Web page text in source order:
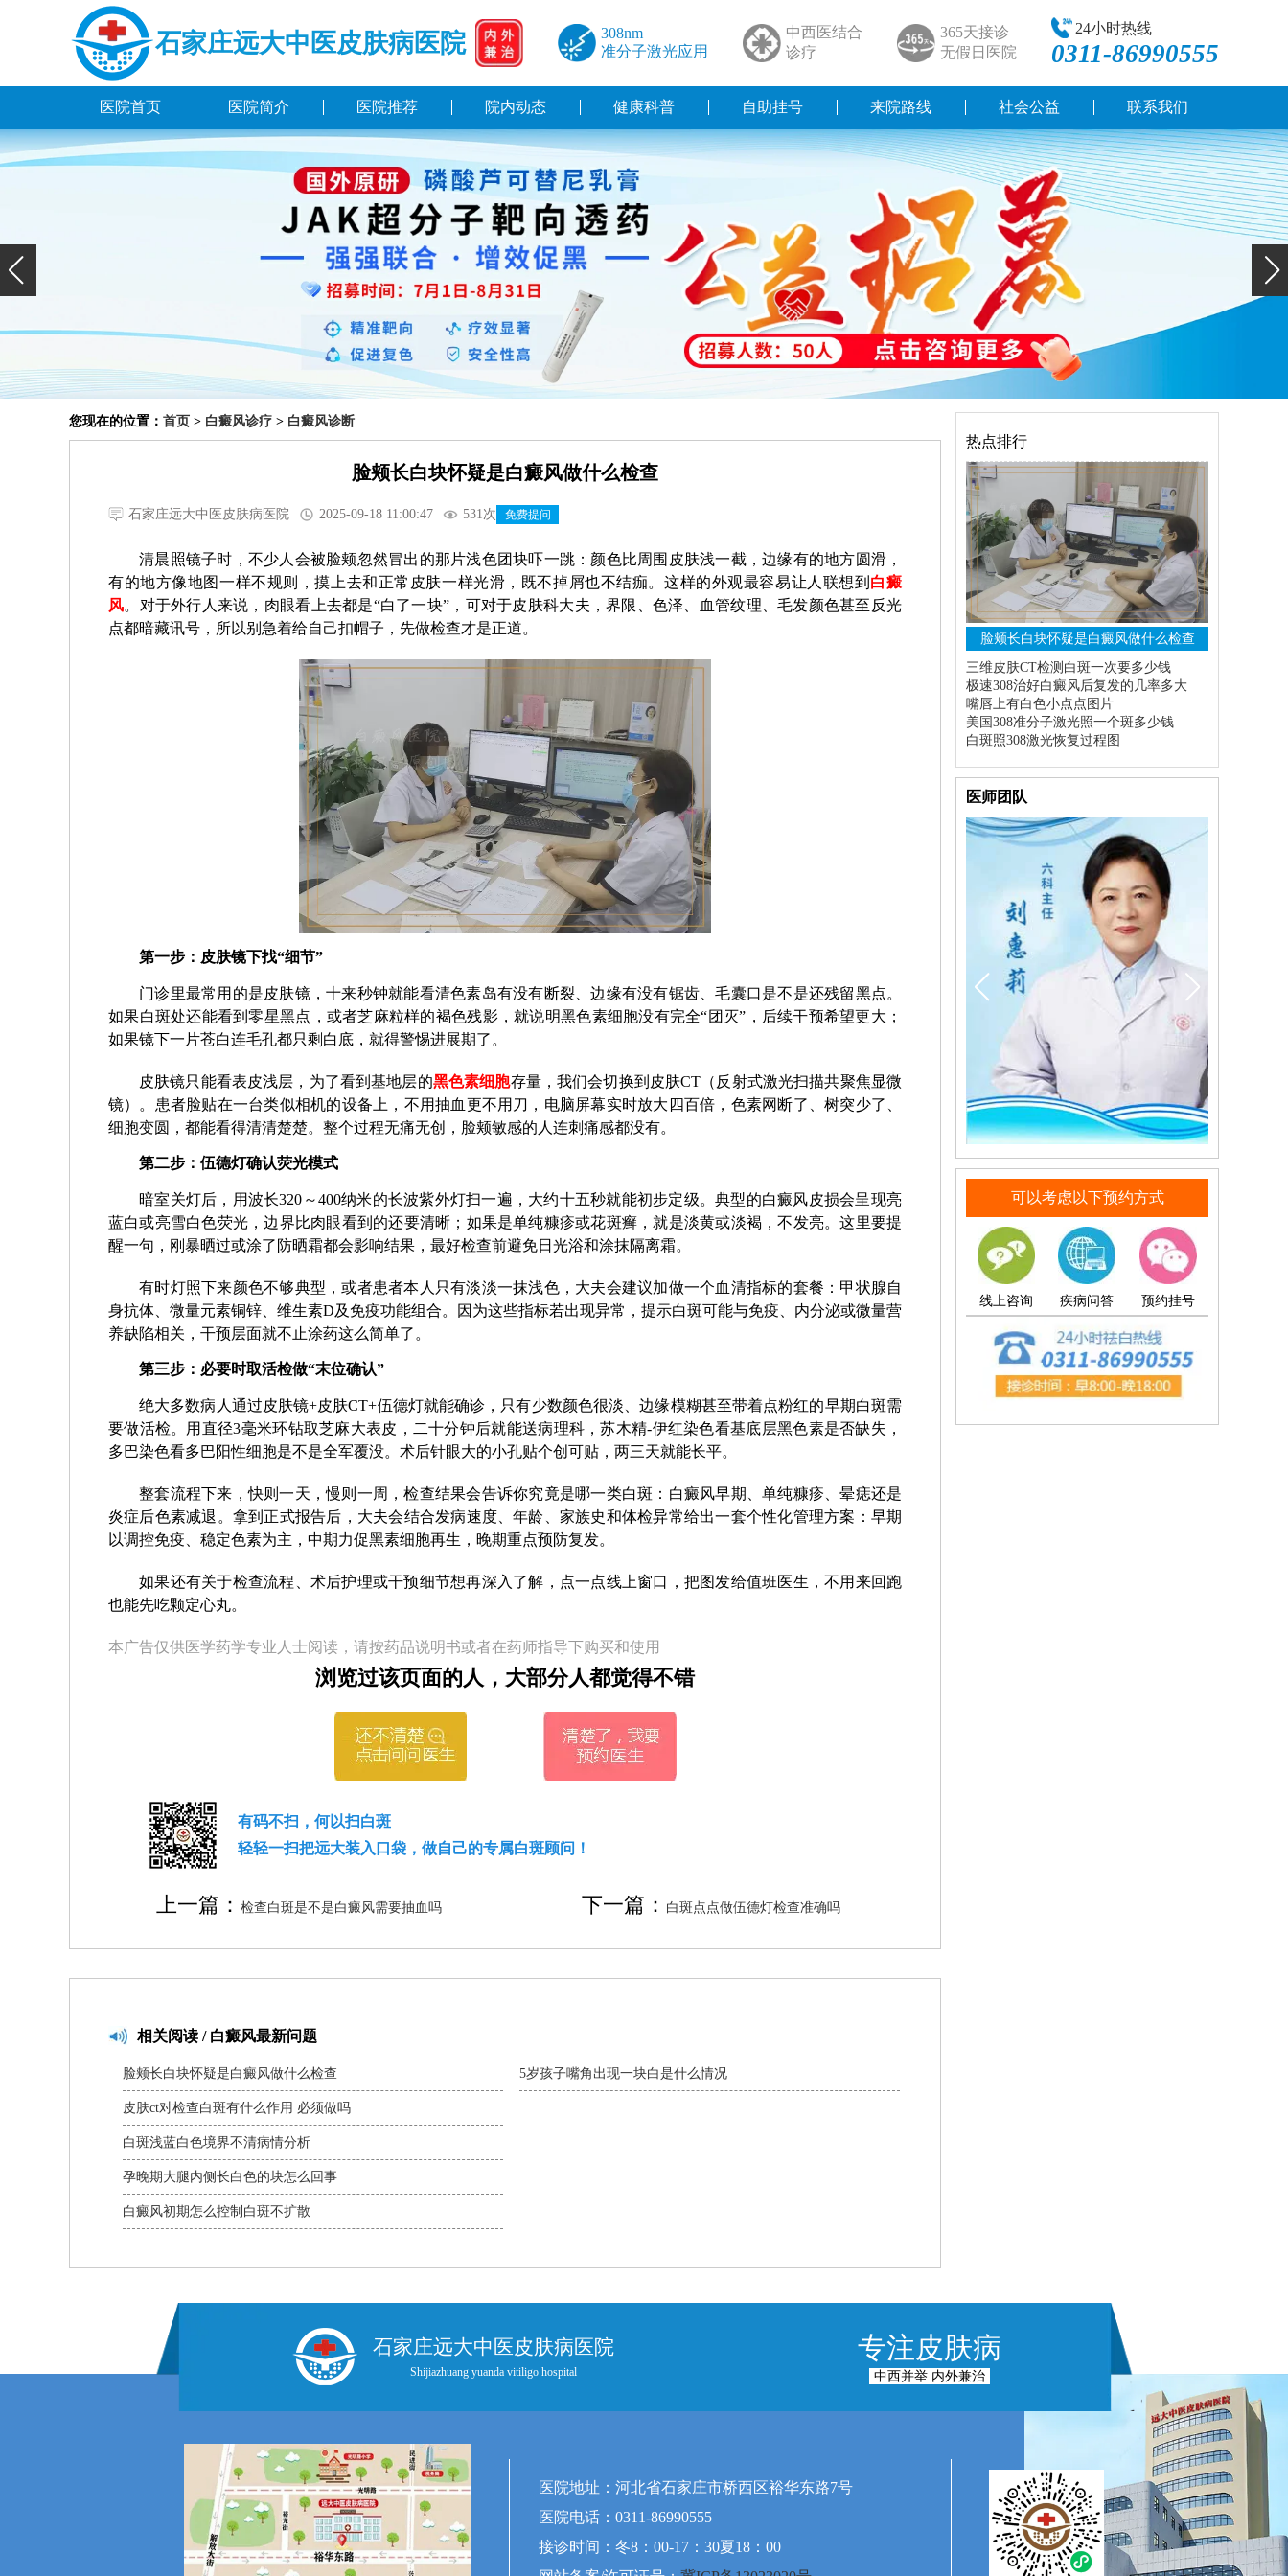
石家庄远大中医皮肤病医院
308nm
准分子激光应用
中西医结合
诊疗
365天接诊
无假日医院
24小时热线
0311-86990555
医院首页 医院简介 医院推荐 院内动态 健康科普 自助挂号 来院路线 社会公益 联系我们
您现在的位置： 首页 > 白癜风诊疗 > 白癜风诊断
脸颊长白块怀疑是白癜风做什么检查
石家庄远大中医皮肤病医院 2025-09-18 11:00:47 531次 免费提问
清晨照镜子时，不少人会被脸颊忽然冒出的那片浅色团块吓一跳：颜色比周围皮肤浅一截，边缘有的地方圆滑，
有的地方像地图一样不规则，摸上去和正常皮肤一样光滑，既不掉屑也不结痂。这样的外观最容易让人联想到 白癜
风。对于外行人来说，肉眼看上去都是“白了一块”，可对于皮肤科大夫，界限、色泽、血管纹理、毛发颜色甚至反光
点都暗藏讯号，所以别急着给自己扣帽子，先做检查才是正道。
第一步：皮肤镜下找“细节”
门诊里最常用的是皮肤镜，十来秒钟就能看清色素岛有没有断裂、边缘有没有锯齿、毛囊口是不是还残留黑点。
如果白斑处还能看到零星黑点，或者芝麻粒样的褐色残影，就说明黑色素细胞没有完全“团灭”，后续干预希望更大；
如果镜下一片苍白连毛孔都只剩白底，就得警惕进展期了。
皮肤镜只能看表皮浅层，为了看到基地层的黑色素细胞存量，我们会切换到皮肤CT（反射式激光扫描共聚焦显微
镜）。患者脸贴在一台类似相机的设备上，不用抽血更不用刀，电脑屏幕实时放大四百倍，色素网断了、树突少了、
细胞变圆，都能看得清清楚楚。整个过程无痛无创，脸颊敏感的人连刺痛感都没有。
第二步：伍德灯确认荧光模式
暗室关灯后，用波长320～400纳米的长波紫外灯扫一遍，大约十五秒就能初步定级。典型的白癜风皮损会呈现亮
蓝白或亮雪白色荧光，边界比肉眼看到的还要清晰；如果是单纯糠疹或花斑癣，就是淡黄或淡褐，不发亮。这里要提
醒一句，刚暴晒过或涂了防晒霜都会影响结果，最好检查前避免日光浴和涂抹隔离霜。
有时灯照下来颜色不够典型，或者患者本人只有淡淡一抹浅色，大夫会建议加做一个血清指标的套餐：甲状腺自
身抗体、微量元素铜锌、维生素D及免疫功能组合。因为这些指标若出现异常，提示白斑可能与免疫、内分泌或微量营
养缺陷相关，干预层面就不止涂药这么简单了。
第三步：必要时取活检做“末位确认”
绝大多数病人通过皮肤镜+皮肤CT+伍德灯就能确诊，只有少数颜色很淡、边缘模糊甚至带着点粉红的早期白斑需
要做活检。用直径3毫米环钻取芝麻大表皮，二十分钟后就能送病理科，苏木精-伊红染色看基底层黑色素是否缺失，
多巴染色看多巴阳性细胞是不是全军覆没。术后针眼大的小孔贴个创可贴，两三天就能长平。
整套流程下来，快则一天，慢则一周，检查结果会告诉你究竟是哪一类白斑：白癜风早期、单纯糠疹、晕痣还是
炎症后色素减退。拿到正式报告后，大夫会结合发病速度、年龄、家族史和体检异常给出一套个性化管理方案：早期
以调控免疫、稳定色素为主，中期力促黑素细胞再生，晚期重点预防复发。
如果还有关于检查流程、术后护理或干预细节想再深入了解，点一点线上窗口，把图发给值班医生，不用来回跑
也能先吃颗定心丸。
本广告仅供医学药学专业人士阅读，请按药品说明书或者在药师指导下购买和使用
浏览过该页面的人，大部分人都觉得不错
有码不扫，何以扫白斑
轻轻一扫把远大装入口袋，做自己的专属白斑顾问！
上一篇： 检查白斑是不是白癜风需要抽血吗 下一篇： 白斑点点做伍德灯检查准确吗
相关阅读 / 白癜风最新问题
脸颊长白块怀疑是白癜风做什么检查
皮肤ct对检查白斑有什么作用 必须做吗
白斑浅蓝白色境界不清病情分析
孕晚期大腿内侧长白色的块怎么回事
白癜风初期怎么控制白斑不扩散
5岁孩子嘴角出现一块白是什么情况
热点排行
脸颊长白块怀疑是白癜风做什么检查
三维皮肤CT检测白斑一次要多少钱
极速308治好白癜风后复发的几率多大
嘴唇上有白色小点点图片
美国308准分子激光照一个斑多少钱
白斑照308激光恢复过程图
医师团队
可以考虑以下预约方式
线上咨询 疾病问答 预约挂号
石家庄远大中医皮肤病医院
Shijiazhuang yuanda vitiligo hospital
专注皮肤病
中西并举 内外兼治
医院地址：河北省石家庄市桥西区裕华东路7号
医院电话：0311-86990555
接诊时间：冬8：00-17：30夏18：00